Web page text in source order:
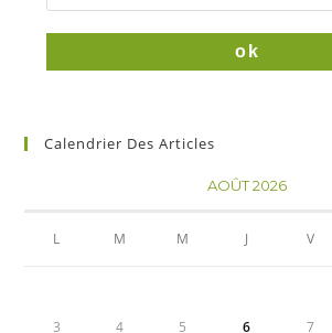
Calendrier Des Articles
AOÛT 2026
L M M J V
3 4 5 6 7